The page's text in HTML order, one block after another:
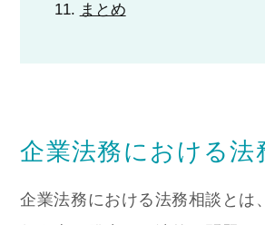
まとめ
企業法務における法
企業法務における法務相談とは